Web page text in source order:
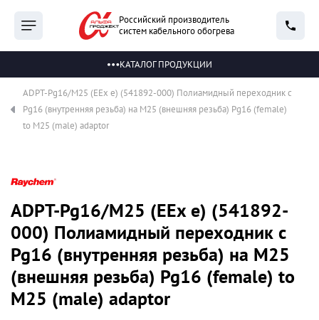
Российский производитель
систем кабельного обогрева
КАТАЛОГ ПРОДУКЦИИ
ADPT-Pg16/M25 (EEx e) (541892-000) Полиамидный переходник с
Pg16 (внутренняя резьба) на М25 (внешняя резьба) Pg16 (female)
to M25 (male) adaptor
ADPT-Pg16/M25 (EEx e) (541892-
000) Полиамидный переходник с
Pg16 (внутренняя резьба) на М25
(внешняя резьба) Pg16 (female) to
M25 (male) adaptor